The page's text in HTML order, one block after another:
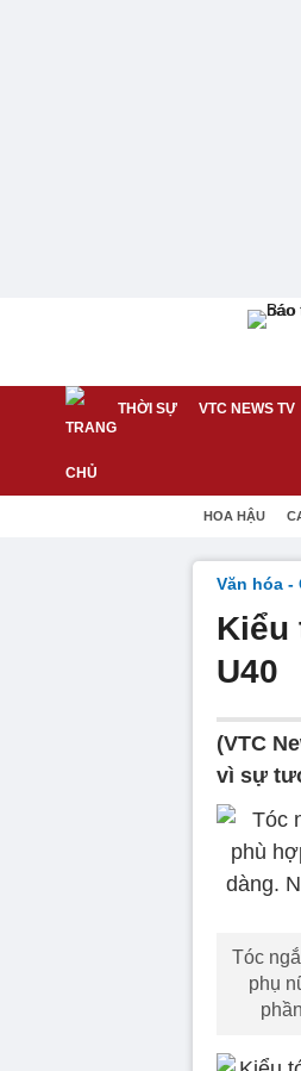
THỜI SỰ VTC NEWS TV
HOA HẬU
Văn hóa -
Kiểu
U40
(VTC
vì sự
Tóc
phụ